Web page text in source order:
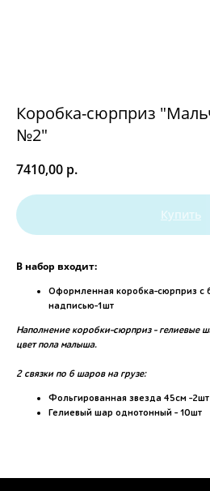
Коробка-сюрприз
№2"
7410,00 р.
Купить
В набор входит:
Оформленная коробка-сюрприз с
надписью-1шт
Наполнение коробки-сюрприз - гелиевые
цвет пола малыша.
2 связки по 6 шаров на грузе:
Фольгированная звезда 45см -2шт
Гелиевый шар однотонный - 10шт